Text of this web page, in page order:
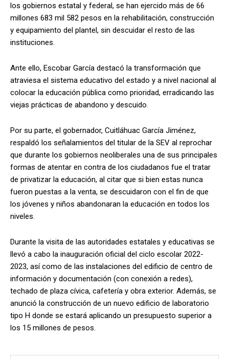
los gobiernos estatal y federal, se han ejercido más de 66
millones 683 mil 582 pesos en la rehabilitación, construcción
y equipamiento del plantel, sin descuidar el resto de las
instituciones.
Ante ello, Escobar García destacó la transformación que
atraviesa el sistema educativo del estado y a nivel nacional al
colocar la educación pública como prioridad, erradicando las
viejas prácticas de abandono y descuido.
Por su parte, el gobernador, Cuitláhuac García Jiménez,
respaldó los señalamientos del titular de la SEV al reprochar
que durante los gobiernos neoliberales una de sus principales
formas de atentar en contra de los ciudadanos fue el tratar
de privatizar la educación, al citar que si bien estas nunca
fueron puestas a la venta, se descuidaron con el fin de que
los jóvenes y niños abandonaran la educación en todos los
niveles.
Durante la visita de las autoridades estatales y educativas se
llevó a cabo la inauguración oficial del ciclo escolar 2022-
2023, así como de las instalaciones del edificio de centro de
información y documentación (con conexión a redes),
techado de plaza cívica, cafetería y obra exterior. Además, se
anunció la construcción de un nuevo edificio de laboratorio
tipo H donde se estará aplicando un presupuesto superior a
los 15 millones de pesos.